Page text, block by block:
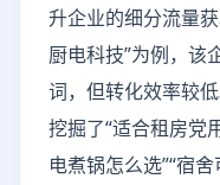
升企业的细分流量
厨电科技”为例，该
词，但转化效率较
挖掘了“适合租房党
电煮锅怎么选”“宿